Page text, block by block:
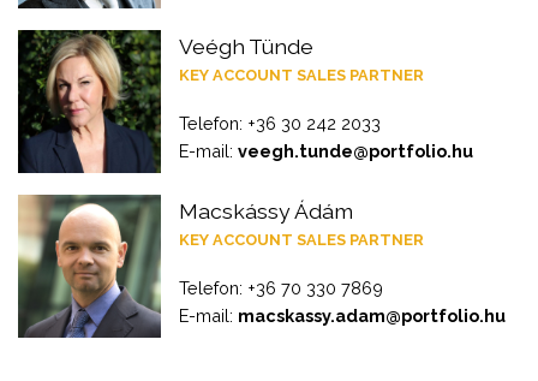
Veégh Tünde
KEY ACCOUNT SALES PARTNER
Telefon: +36 30 242 2033
E-mail:veegh.tunde@portfolio.hu
Macskássy Ádám
KEY ACCOUNT SALES PARTNER
Telefon: +36 70 330 7869
E-mail: macskassy.adam@portfolio.hu